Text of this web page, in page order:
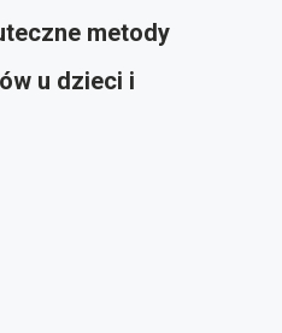
metody
u dzieci i